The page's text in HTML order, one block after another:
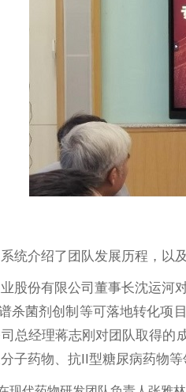
统介绍了团队发展历程，以
股份有限公司董事长沈运河
杀菌剂创制等可落地转化项
总经理蒋志刚对团队取得的
子药物、抗II型糖尿病药物